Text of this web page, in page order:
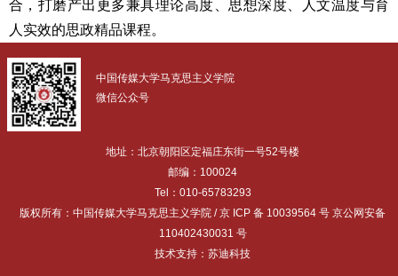
合，打磨产出更多兼具理论高度、思想深度、人文温度与育
人实效的思政精品课程。
中国传媒大学马克思主义学院
微信公众号
地址：北京朝阳区定福庄东街一号52号楼
邮编：100024
Tel：010-65783293
版权所有：中国传媒大学马克思主义学院 / 京 ICP 备 10039564 号 京公网安备
110402430031 号
技术支持：苏迪科技